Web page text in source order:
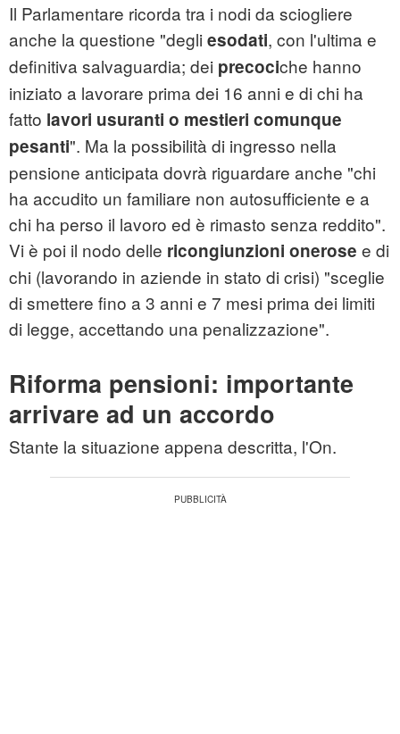
Il Parlamentare ricorda tra i nodi da sciogliere
anche la questione "degli esodati, con l'ultima e
definitiva salvaguardia; dei precociche hanno
iniziato a lavorare prima dei 16 anni e di chi ha
fatto lavori usuranti o mestieri comunque
pesanti". Ma la possibilità di ingresso nella
pensione anticipata dovrà riguardare anche "chi
ha accudito un familiare non autosufficiente e a
chi ha perso il lavoro ed è rimasto senza reddito".
Vi è poi il nodo delle ricongiunzioni onerose e di
chi (lavorando in aziende in stato di crisi) "sceglie
di smettere fino a 3 anni e 7 mesi prima dei limiti
di legge, accettando una penalizzazione".
Riforma pensioni: importante
arrivare ad un accordo
Stante la situazione appena descritta, l'On.